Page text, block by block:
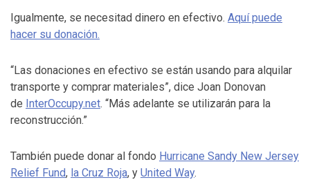
Igualmente, se necesitad dinero en efectivo. Aquí puede
hacer su donación.
“Las donaciones en efectivo se están usando para alquilar
transporte y comprar materiales”, dice Joan Donovan
de InterOccupy.net. “Más adelante se utilizarán para la
reconstrucción.”
También puede donar al fondo Hurricane Sandy New Jersey
Relief Fund, la Cruz Roja, y United Way.